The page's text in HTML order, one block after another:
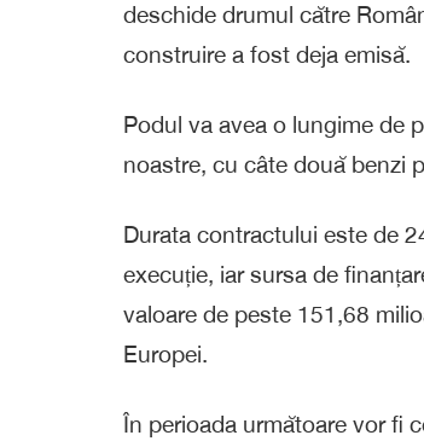
deschide drumul către
construire a fost deja emisă.
Podul va avea o lungime de
noastre, cu câte două benzi
Durata contractului este de
execuție, iar sursa de
valoare de peste 151,68
Europei.
În perioada următoare vor fi